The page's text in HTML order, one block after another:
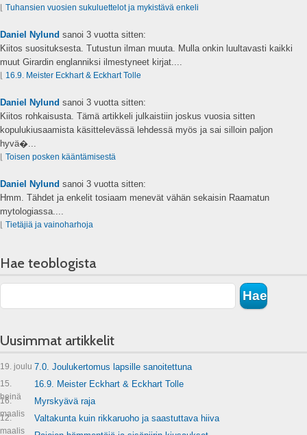
⌊ Tuhansien vuosien sukuluettelot ja mykistävä enkeli
Daniel Nylund sanoi 3 vuotta sitten:
Kiitos suosituksesta. Tutustun ilman muuta. Mulla onkin luultavasti kaikki
muut Girardin englanniksi ilmestyneet kirjat....
⌊ 16.9. Meister Eckhart & Eckhart Tolle
Daniel Nylund sanoi 3 vuotta sitten:
Kiitos rohkaisusta. Tämä artikkeli julkaistiin joskus vuosia sitten
kopulukiusaamista käsittelevässä lehdessä myös ja sai silloin paljon
hyvä�...
⌊ Toisen posken kääntämisestä
Daniel Nylund sanoi 3 vuotta sitten:
Hmm. Tähdet ja enkelit tosiaam menevät vähän sekaisin Raamatun
mytologiassa....
⌊ Tietäjiä ja vainoharhoja
Hae teoblogista
Uusimmat artikkelit
19. joulu 7.0. Joulukertomus lapsille sanoitettuna
15.
heinä
16.9. Meister Eckhart & Eckhart Tolle
16.
maalis
Myrskyävä raja
12.
maalis
Valtakunta kuin rikkaruoho ja saastuttava hiiva